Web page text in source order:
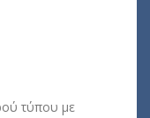
τύπου με